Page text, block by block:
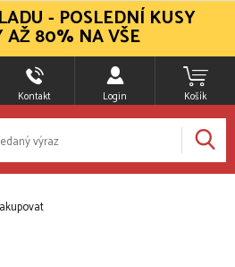
Kontakt Login Košík
- POSLEDNÍ KUSY
AŽ 80% NA VŠE